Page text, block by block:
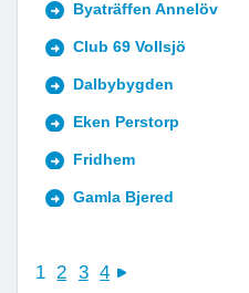
Byaträffen Annelöv
Club 69 Vollsjö
Dalbybygden
Eken Perstorp
Fridhem
Gamla Bjered
1 2 3 4 next